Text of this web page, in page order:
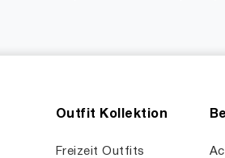
Outfit Kollektion
Freizeit Outfits